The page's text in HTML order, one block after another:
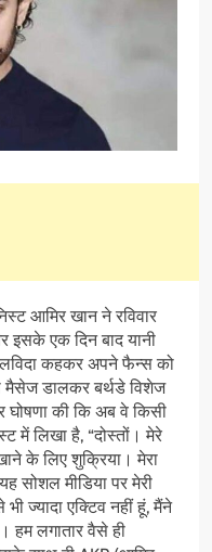
आमिर खान ने रविवार
इसके एक दिन बाद यानी
कहकर अपने फैन्स को
मैसेज डालकर बर्थडे विशेज
की कि अब वे किसी
में लिखा है, “दोस्तों। मेरे
के लिए शुक्रिया। मेरा
सोशल मीडिया पर मेरी
ज्यादा एक्टिव नहीं हूं, मैंने
हम लगातार वैसे ही